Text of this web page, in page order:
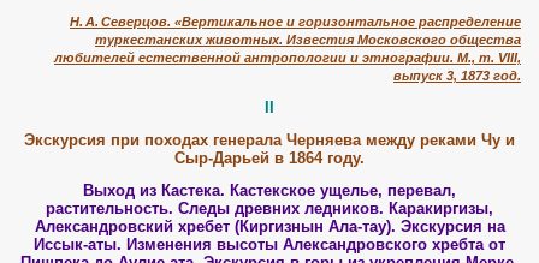
Н. А. Северцов. «Вертикальное и горизонтальное распределение
туркестанских животных. Известия Московского общества
любителей естественной антропологии и этнографии. М., т. VIII,
выпуск 3, 1873 год.
Экскурсия при походах генерала Черняева между реками Чу и
Сыр-Дарьей в 1864 году.
Выход из Кастека. Кастекское ущелье, перевал,
растительность. Следы древних ледников. Каракиргизы,
Александровский хребет (Киргизнын Ала-тау). Экскурсия на
Иссык-аты. Изменения высоты Александровского хребта от